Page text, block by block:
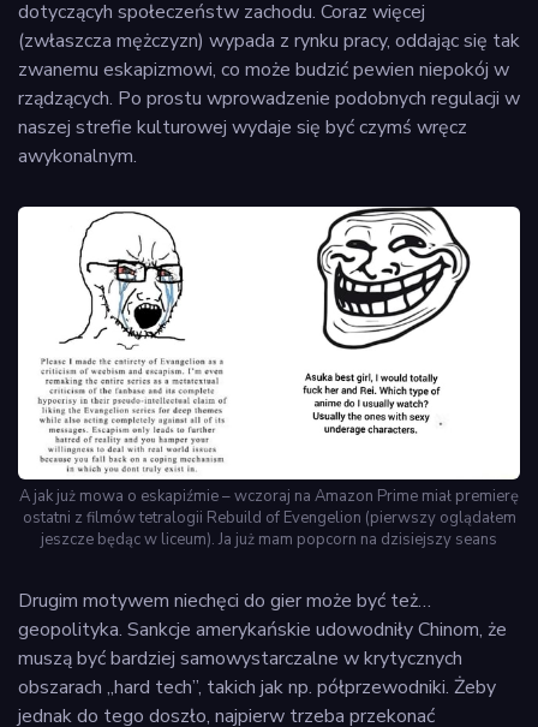
dotyczącyh społeczeństw zachodu. Coraz więcej
(zwłaszcza mężczyzn) wypada z rynku pracy, oddając się tak
zwanemu eskapizmowi, co może budzić pewien niepokój w
rządzących. Po prostu wprowadzenie podobnych regulacji w
naszej strefie kulturowej wydaje się być czymś wręcz
awykonalnym.
A jak już mowa o eskapiźmie – wczoraj na Amazon Prime miał premierę
ostatni z filmów tetralogii Rebuild of Evengelion (pierwszy oglądałem
jeszcze będąc w liceum). Ja już mam popcorn na dzisiejszy seans
Drugim motywem niechęci do gier może być też…
geopolityka. Sankcje amerykańskie udowodniły Chinom, że
muszą być bardziej samowystarczalne w krytycznych
obszarach „hard tech”, takich jak np. półprzewodniki. Żeby
jednak do tego doszło, najpierw trzeba przekonać